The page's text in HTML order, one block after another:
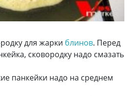
для жарки блинов. Перед
сковородку надо смазать
панкейки надо на среднем